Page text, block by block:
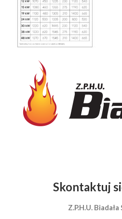
Skontaktuj
Z.P.H.U. Biadała